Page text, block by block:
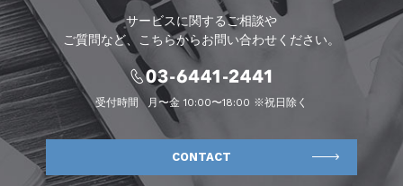
サービスに関するご相談や
ご質問など、こちらからお問い合わせください。
受付時間 月〜金 10:00〜18:00 ※祝日除く
CONTACT